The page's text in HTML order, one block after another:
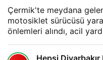
Çermik'te meydana
motosiklet sürücüsü
önlemleri alındı, acil
Hepsi